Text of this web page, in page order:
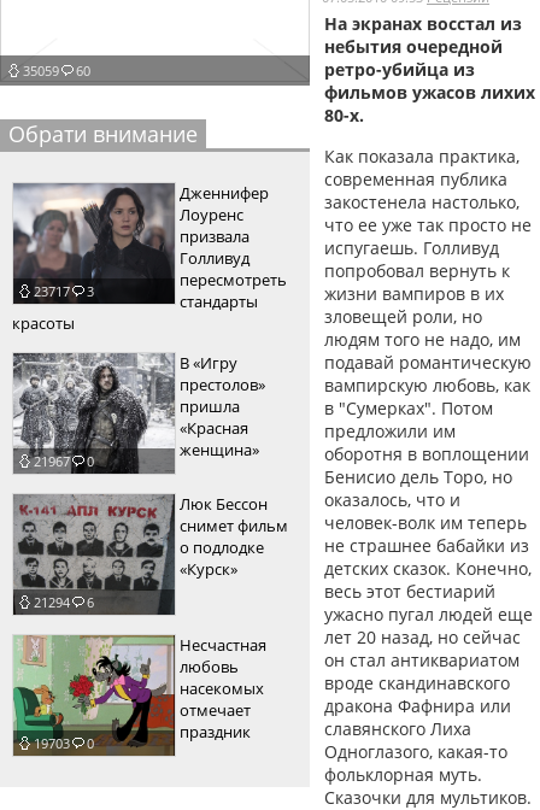
пїЅпїЅпїЅпїЅпїЅпїЅпїЅпїЅпїЅпїЅпїЅ
пїЅпїЅпїЅ
пїЅпїЅпїЅпїЅпїЅпїЅпїЅпїЅпїЅ
пїЅпїЅпїЅ пїЅпїЅпїЅпїЅпїЅ
пїЅпїЅпїЅ пїЅпїЅпїЅпїЅпїЅпїЅ
пїЅпїЅпїЅпїЅпїЅ
пїЅпїЅпїЅпїЅпїЅпїЅпїЅпїЅпїЅпїЅ
пїЅпїЅпїЅпїЅпїЅпїЅпїЅпїЅпїЅпїЅ
35059 60
Обрати внимание
23717 3
Дженнифер
Лоуренс
призвала
Голливуд
пересмотреть
стандарты
красоты
21967 0
В «Игру
престолов»
пришла
«Красная
женщина»
21294 6
Люк Бессон
снимет фильм
о подлодке
«Курск»
19703 0
Несчастная
любовь
насекомых
отмечает
праздник
На экранах восстал из
небытия очередной
ретро-убийца из
фильмов ужасов лихих
80-х.
Как показала практика,
современная публика
закостенела настолько,
что ее уже так просто не
испугаешь. Голливуд
попробовал вернуть к
жизни вампиров в их
зловещей роли, но
людям того не надо, им
подавай романтическую
вампирскую любовь, как
в "Сумерках". Потом
предложили им
оборотня в воплощении
Бенисио дель Торо, но
оказалось, что и
человек-волк им теперь
не страшнее бабайки из
детских сказок. Конечно,
весь этот бестиарий
ужасно пугал людей еще
лет 20 назад, но сейчас
он стал антиквариатом
вроде скандинавского
дракона Фафнира или
славянского Лиха
Одноглазого, какая-то
фольклорная муть.
Сказочки для мультиков.